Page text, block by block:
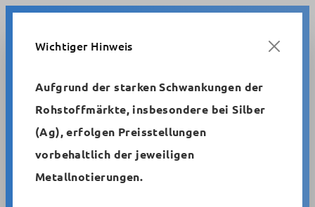
MetrofunkSchaltlitzen und -drähte
SiLi-Litzen-silikon-isoliert, hochhitzebeständig, auch
hochflexibel, halogenfrei - Schaltlitzen und -drähte
Wichtiger Hinweis
Aufgrund der starken Schwankungen der
Rohstoffmärkte, insbesondere bei Silber
(Ag), erfolgen Preisstellungen
vorbehaltlich der jeweiligen
Metallnotierungen.